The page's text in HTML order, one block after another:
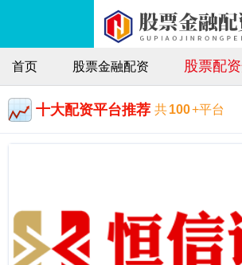
首页 股票金融配资 股票配
十大配资平台推荐 共100+平台